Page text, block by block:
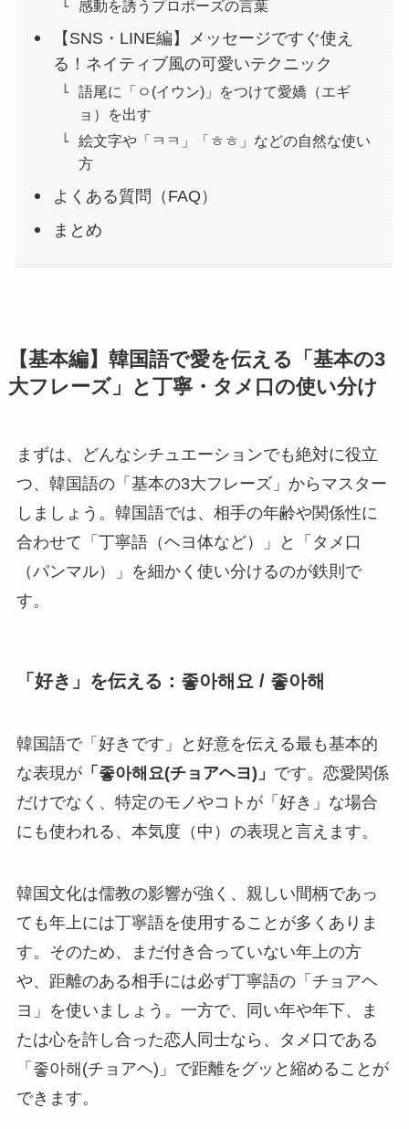
感動を誘うプロポーズの言葉
【SNS・LINE編】メッセージですぐ使え
る！ネイティブ風の可愛いテクニック
語尾に「ㅇ(イウン)」をつけて愛嬌（エギ
ョ）を出す
絵文字や「ㅋㅋ」「ㅎㅎ」などの自然な使い
方
よくある質問（FAQ）
まとめ
【基本編】韓国語で愛を伝える「基本の3
大フレーズ」と丁寧・タメ口の使い分け
まずは、どんなシチュエーションでも絶対に役立
つ、韓国語の「基本の3大フレーズ」からマスター
しましょう。韓国語では、相手の年齢や関係性に
合わせて「丁寧語（ヘヨ体など）」と「タメ口
（パンマル）」を細かく使い分けるのが鉄則で
す。
「好き」を伝える：좋아해요 / 좋아해
韓国語で「好きです」と好意を伝える最も基本的
な表現が「좋아해요(チョアヘヨ)」 です。恋愛関係
だけでなく、特定のモノやコトが「好き」な場合
にも使われる、本気度（中）の表現と言えます。
韓国文化は儒教の影響が強く、親しい間柄であっ
ても年上には丁寧語を使用することが多くありま
す。そのため、まだ付き合っていない年上の方
や、距離のある相手には必ず丁寧語の「チョアヘ
ヨ」を使いましょう。一方で、同い年や年下、ま
たは心を許し合った恋人同士なら、タメ口である
「좋아해(チョアヘ)」で距離をグッと縮めることが
できます。